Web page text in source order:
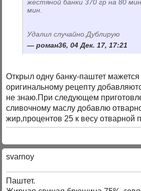
жестяной банки 370 гр на 80
мин.
Удалил случайно.Дублирую
роман36, 04 Дек. 17, 17:21
Открыл одну банку-паштет
оригинальному рецепту
не знаю.При следующем
сливочному маслу добавлю
жир,процентов 25 к весу отварной
svarnoy
Паштет.